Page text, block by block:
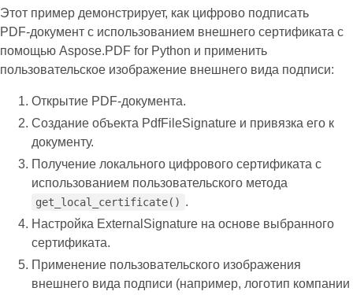
Этот пример демонстрирует, как цифрово подписать
PDF‑документ с использованием внешнего сертификата с
помощью Aspose.PDF for Python и применить
пользовательское изображение внешнего вида подписи:
Открытие PDF‑документа.
Создание объекта PdfFileSignature и привязка его к
документу.
Получение локального цифрового сертификата с
использованием пользовательского метода
get_local_certificate() .
Настройка ExternalSignature на основе выбранного
сертификата.
Применение пользовательского изображения
внешнего вида подписи (например, логотип компании